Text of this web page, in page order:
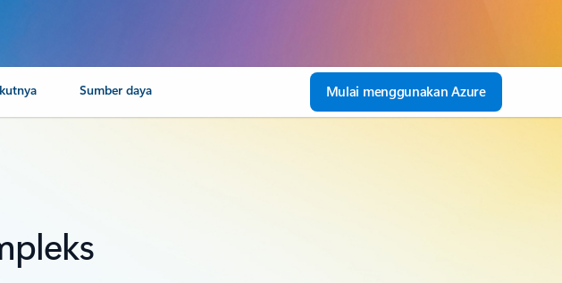
Sumber daya Mulai menggunakan Azure